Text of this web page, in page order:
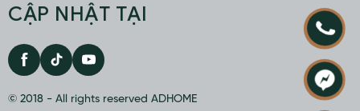
CẬP NHẬT TẠI
© 2018 - All rights reserved ADHOME